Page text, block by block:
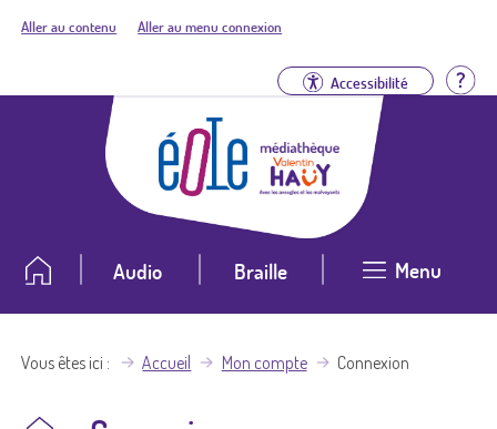
Aller au contenu Aller au menu connexion
Accessibilité
Audio Braille Menu
Vous êtes ici Accueil Mon compte Connexion